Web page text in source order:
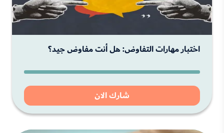
اختبار مهارات التفاوض: هل أنت مفاوض جيد؟
شارك الان